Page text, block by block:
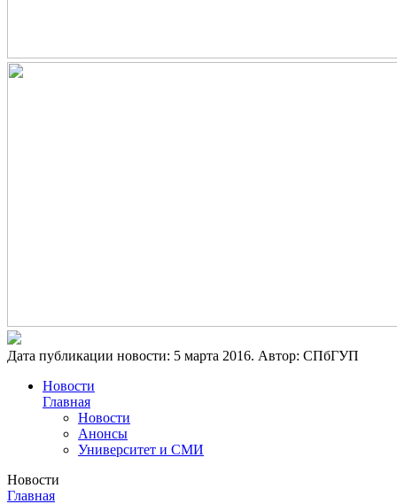
Дата публикации новости: 5 марта 2016. Автор: СПбГУП
Новости
Главная
Новости
Анонсы
Университет и СМИ
Новости
Главная